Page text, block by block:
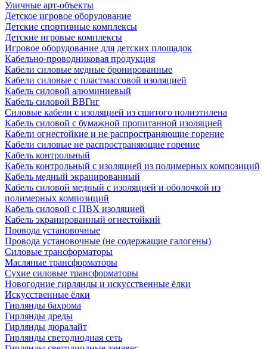
Уличные арт-объекты
Детское игровое оборудование
Детские спортивные комплексы
Детские игровые комплексы
Игровое оборудование для детских площадок
Кабельно-проводниковая продукция
Кабели силовые медные бронированные
Кабели силовые с пластмассовой изоляцией
Кабель силовой алюминиевый
Кабель силовой ВВГнг
Силовые кабели с изоляцией из сшитого полиэтилена
Кабель силовой с бумажной пропитанной изоляцией
Кабели огнестойкие и не распространяющие горение
Кабели силовые не распространяющие горение
Кабель контрольный
Кабель контрольный с изоляцией из полимерных композиций
Кабель медный экранированный
Кабель силовой медный с изоляцией и оболочкой из
полимерных композиций
Кабель силовой с ПВХ изоляцией
Кабель экранированный огнестойкий
Провода установочные
Провода установочные (не содержащие галогены)
Силовые трансформаторы
Масляные трансформаторы
Сухие силовые трансформаторы
Новогодние гирлянды и искусственные ёлки
Искусственные ёлки
Гирлянды бахрома
Гирлянды дреды
Гирлянды дюралайт
Гирлянды светодиодная сеть